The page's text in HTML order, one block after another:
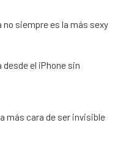
siempre es la más sexy
el iPhone sin
más cara de ser invisible